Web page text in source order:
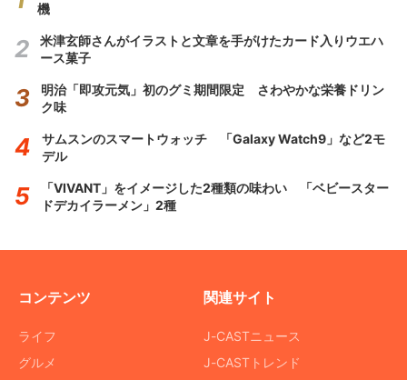
機
米津玄師さんがイラストと文章を手がけたカード入りウエハ
ース菓子
明治「即攻元気」初のグミ期間限定 さわやかな栄養ドリン
ク味
サムスンのスマートウォッチ 「Galaxy Watch9」など2モ
デル
「VIVANT」をイメージした2種類の味わい 「ベビースター
ドデカイラーメン」2種
コンテンツ
ライフ
グルメ
関連サイト
J-CASTニュース
J-CASTトレンド